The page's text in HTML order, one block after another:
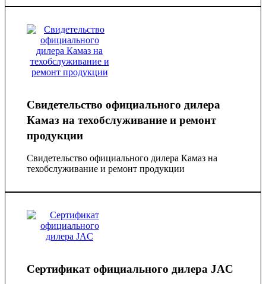
Свидетельство официального дилера
Камаз на техобслуживание и ремонт
продукции
Свидетельство официального дилера Камаз на
техобслуживание и ремонт продукции
Сертификат официального дилера JAC